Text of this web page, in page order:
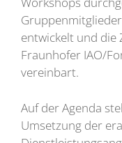
entwickelt und die
Fraunhofer IAO/
vereinbart.
Auf der Agenda
Umsetzung der